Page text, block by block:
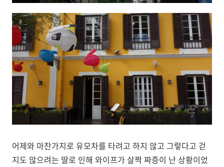
어제와 마찬가지로 유모차를 타려고 하지 않고 그렇다고 걷
지도 않으려는 딸로 인해 와이프가 살짝 짜증이 난 상황이었